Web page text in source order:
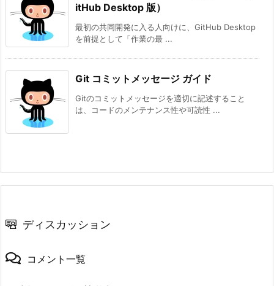
itHub Desktop 版）
最初の共同開発に入る人向けに、GitHub Desktop
を前提として「作業の最 ...
Git コミットメッセージ ガイド
Gitのコミットメッセージを適切に記述すること
は、コードのメンテナンス性や可読性 ...
ディスカッション
コメント一覧